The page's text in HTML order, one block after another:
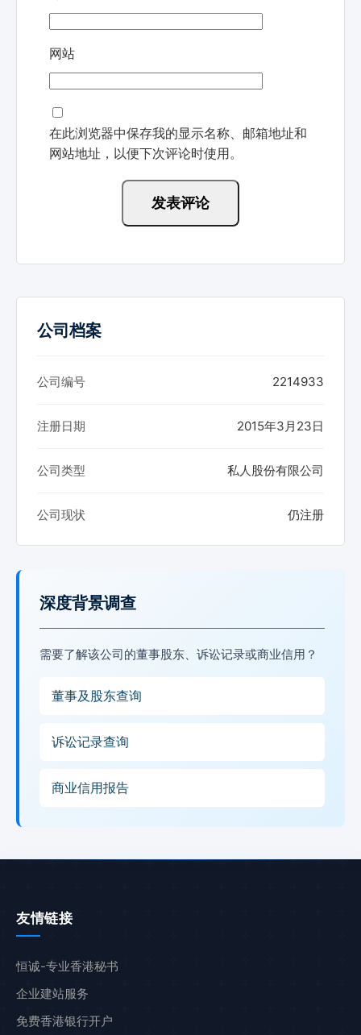
网站
在此浏览器中保存我的显示名称、邮箱地址和
网站地址，以便下次评论时使用。
公司档案
公司编号 2214933
注册日期 2015年3月23日
公司类型 私人股份有限公司
公司现状 仍注册
深度背景调查
需要了解该公司的董事股东、诉讼记录或商业信用？
董事及股东查询
诉讼记录查询
商业信用报告
友情链接
恒诚-专业香港秘书
企业建站服务
免费香港银行开户